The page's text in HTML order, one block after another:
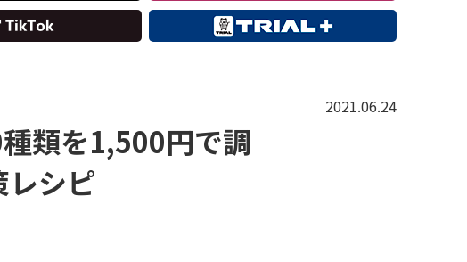
2021.06.24
類を1,500円で調
シピ